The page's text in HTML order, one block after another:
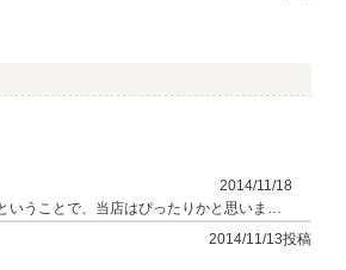
2014/11/18
うことで、当店はぴったりかと思いま
2014/11/13投稿